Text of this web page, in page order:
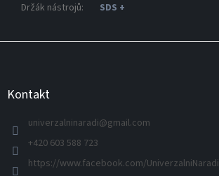
Držák nástrojů: SDS +
Z
Kontakt
univerzalninaradi@gmail.com
+420 603 588 723
https://www.facebook.com/UniverzalniNaradi